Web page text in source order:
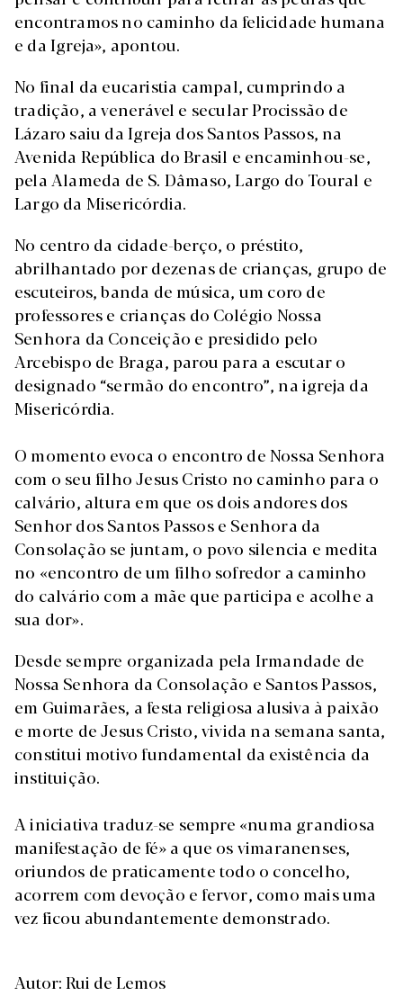
encontramos no caminho da felicidade humana
e da Igreja», apontou.
No final da eucaristia campal, cumprindo a
tradição, a venerável e secular Procissão de
Lázaro saiu da Igreja dos Santos Passos, na
Avenida República do Brasil e encaminhou-se,
pela Alameda de S. Dâmaso, Largo do Toural e
Largo da Misericórdia.
No centro da cidade-berço, o préstito,
abrilhantado por dezenas de crianças, grupo de
escuteiros, banda de música, um coro de
professores e crianças do Colégio Nossa
Senhora da Conceição e presidido pelo
Arcebispo de Braga, parou para a escutar o
designado “sermão do encontro”, na igreja da
Misericórdia.
O momento evoca o encontro de Nossa Senhora
com o seu filho Jesus Cristo no caminho para o
calvário, altura em que os dois andores dos
Senhor dos Santos Passos e Senhora da
Consolação se juntam, o povo silencia e medita
no «encontro de um filho sofredor a caminho
do calvário com a mãe que participa e acolhe a
sua dor».
Desde sempre organizada pela Irmandade de
Nossa Senhora da Consolação e Santos Passos,
em Guimarães, a festa religiosa alusiva à paixão
e morte de Jesus Cristo, vivida na semana santa,
constitui motivo fundamental da existência da
instituição.
A iniciativa traduz-se sempre «numa grandiosa
manifestação de fé» a que os vimaranenses,
oriundos de praticamente todo o concelho,
acorrem com devoção e fervor, como mais uma
vez ficou abundantemente demonstrado.
Autor: Rui de Lemos